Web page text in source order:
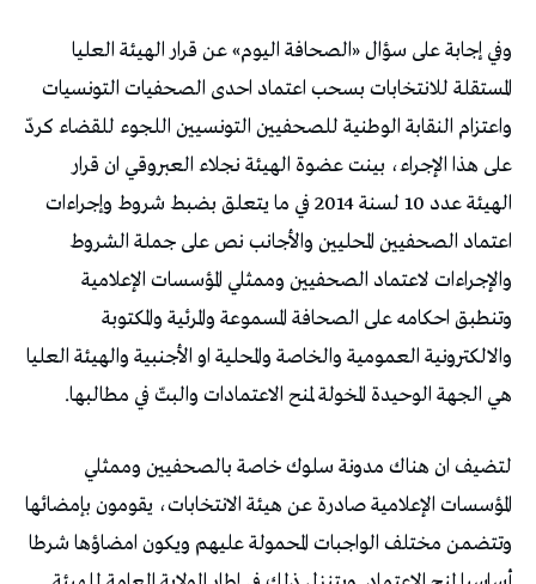
وفي إجابة على سؤال «الصحافة اليوم» عن قرار الهيئة العليا
المستقلة للانتخابات بسحب اعتماد احدى الصحفيات التونسيات
واعتزام النقابة الوطنية للصحفيين التونسيين اللجوء للقضاء كردّ
على هذا الإجراء، بينت عضوة الهيئة نجلاء العبروقي ان قرار
الهيئة عدد 10 لسنة 2014 في ما يتعلق بضبط شروط وإجراءات
اعتماد الصحفيين المحليين والأجانب نص على جملة الشروط
والإجراءات لاعتماد الصحفيين وممثلي المؤسسات الإعلامية
وتنطبق احكامه على الصحافة المسموعة والمرئية والمكتوبة
والالكترونية العمومية والخاصة والمحلية او الأجنبية والهيئة العليا
هي الجهة الوحيدة المخولة لمنح الاعتمادات والبتّ في مطالبها.
لتضيف ان هناك مدونة سلوك خاصة بالصحفيين وممثلي
المؤسسات الإعلامية صادرة عن هيئة الانتخابات، يقومون بإمضائها
وتتضمن مختلف الواجبات المحمولة عليهم ويكون امضاؤها شرطا